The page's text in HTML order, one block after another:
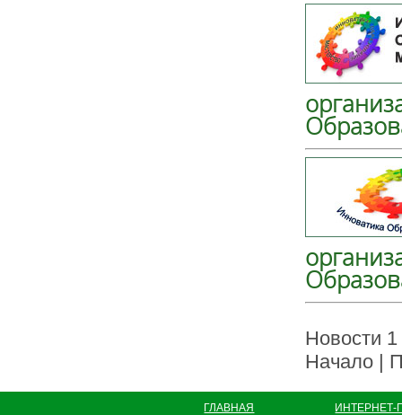
Новости
Начало |
ГЛАВНАЯ